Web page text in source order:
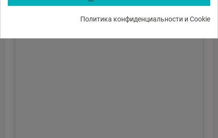
Политика конфиденциальности и Cookie